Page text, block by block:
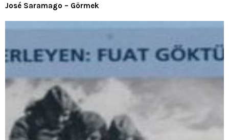
José Saramago – Görmek